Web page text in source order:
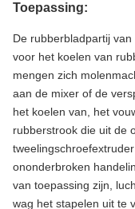
Toepassing:
De rubberbladpartij
voor het koelen van
mengen zich
aan de mixer of de
het koelen van, het
rubberstrook die uit de
ononderbroken
van toepassing zijn,
wag het stapelen uit te